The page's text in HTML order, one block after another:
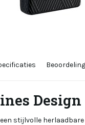
Design
stijlvolle